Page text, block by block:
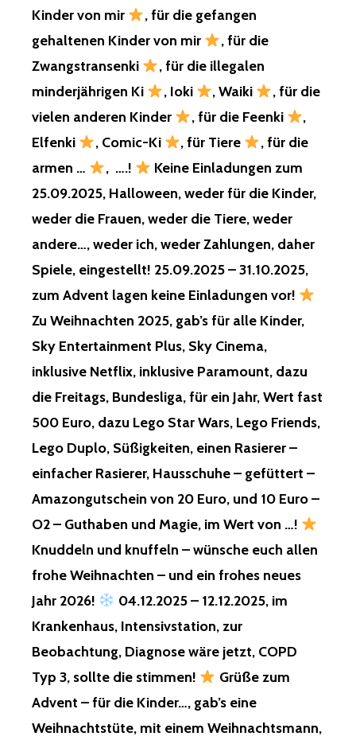
FREIKARTEN
SYLVESTER
UND
UND
2026
MIT
UND
FÜR
DIE
EUCH
ERWÄHNTEN
MIR,
DIE
GEFANGEN
KINDER,
VON
FÜR
DIE
MIR,
TIERKI,
Kinder von mir
, für die gefangen
gehaltenen Kinder von mir
, für die
Zwangstransenki
, für die illegalen
minderjährigen Ki
, Ioki , Waiki
, für die
vielen anderen Kinder
, für die Feenki
,
Elfenki
, Comic-Ki , für Tiere
, für die
armen …
, ….!
Keine Einladungen zum
25.09.2025, Halloween, weder für die Kinder,
weder die Frauen, weder die Tiere, weder
andere…, weder ich, weder Zahlungen, daher
Spiele, eingestellt! 25.09.2025 – 31.10.2025,
zum Advent lagen keine Einladungen vor!
Zu Weihnachten 2025, gab’s für alle Kinder,
Sky Entertainment Plus, Sky Cinema,
inklusive Netflix, inklusive Paramount, dazu
die Freitags, Bundesliga, für ein Jahr, Wert fast
500 Euro, dazu Lego Star Wars, Lego Friends,
Lego Duplo, Süßigkeiten, einen Rasierer –
einfacher Rasierer, Hausschuhe – gefüttert –
Amazongutschein von 20 Euro, und 10 Euro –
O2 – Guthaben und Magie, im Wert von …!
Knuddeln und knuffeln – wünsche euch allen
frohe Weihnachten – und ein frohes neues
Jahr 2026!
04.12.2025 – 12.12.2025, im
Krankenhaus, Intensivstation, zur
Beobachtung, Diagnose wäre jetzt, COPD
Typ 3, sollte die stimmen!
Grüße zum
Advent – für die Kinder…, gab’s eine
Weihnachtstüte, mit einem Weihnachtsmann,